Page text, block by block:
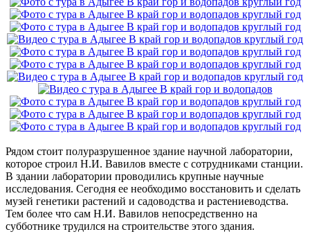
Рядом стоит полуразрушенное здание научной лаборатории,
которое строил Н.И. Вавилов вместе с сотрудниками станции.
В здании лаборатории проводились крупные научные
исследования. Сегодня ее необходимо восстановить и сделать
музей генетики растений и садоводства и растениеводства.
Тем более что сам Н.И. Вавилов непосредственно на
субботнике трудился на строительстве этого здания.